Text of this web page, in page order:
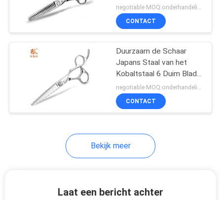
Goede Zachtheid van het
Scharen Scherpe Blad
negotiable MOQ:onderhandelingen
CONTACT
Duurzaam de Schaar
Japans Staal van het
Kobaltstaal 6 Duim Blad
Hoge Precisie
negotiable MOQ:onderhandelingen
CONTACT
Bekijk meer
Laat een bericht achter